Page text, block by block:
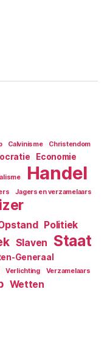
Calvinisme Christendom
Economie
Handel
Jagers en verzamelaars
Politiek
Slaven Staat
Generaal
Verlichting Verzamelaars
Wetten